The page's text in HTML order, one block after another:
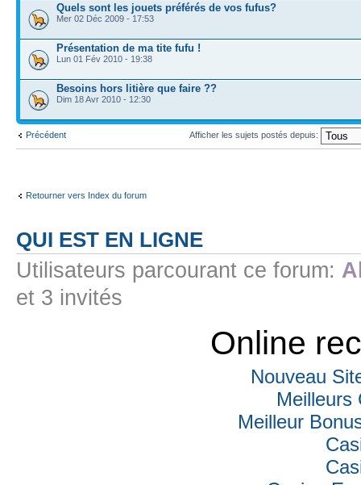
Quels sont les jouets préférés de vos fufus?
Mer 02 Déc 2009 - 17:53
Présentation de ma tite fufu !
Lun 01 Fév 2010 - 19:38
Besoins hors litière que faire ??
Dim 18 Avr 2010 - 12:30
Précédent Afficher les sujets postés depuis:
Retourner vers Index du forum
QUI EST EN LIGNE
Utilisateurs parcourant ce forum:
et 3 invités
Online
Nouveau
Meilleurs
Meilleur